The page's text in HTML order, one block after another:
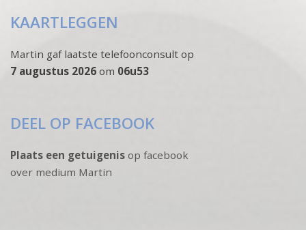
KAARTLEGGEN
Martin gaf laatste telefoonconsult op
7 augustus 2026 om 06u53
DEEL OP FACEBOOK
Plaats een getuigenis op facebook
over medium Martin